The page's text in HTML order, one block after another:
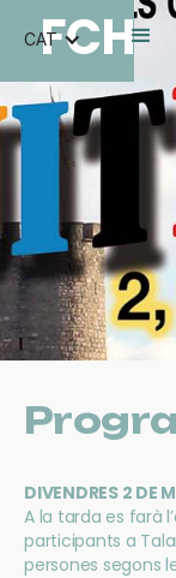
FCH
CAT
DIVENDRES 2 DE
A la tarda es farà
participants a
persones segons